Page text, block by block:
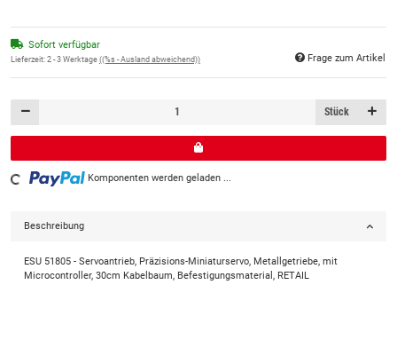
Sofort verfügbar
Lieferzeit: 2 - 3 Werktage ((%s - Ausland abweichend)) Frage zum Artikel
Stück
Komponenten werden geladen ...
Beschreibung
ESU 51805 - Servoantrieb, Präzisions-Miniaturservo, Metallgetriebe, mit
Microcontroller, 30cm Kabelbaum, Befestigungsmaterial, RETAIL